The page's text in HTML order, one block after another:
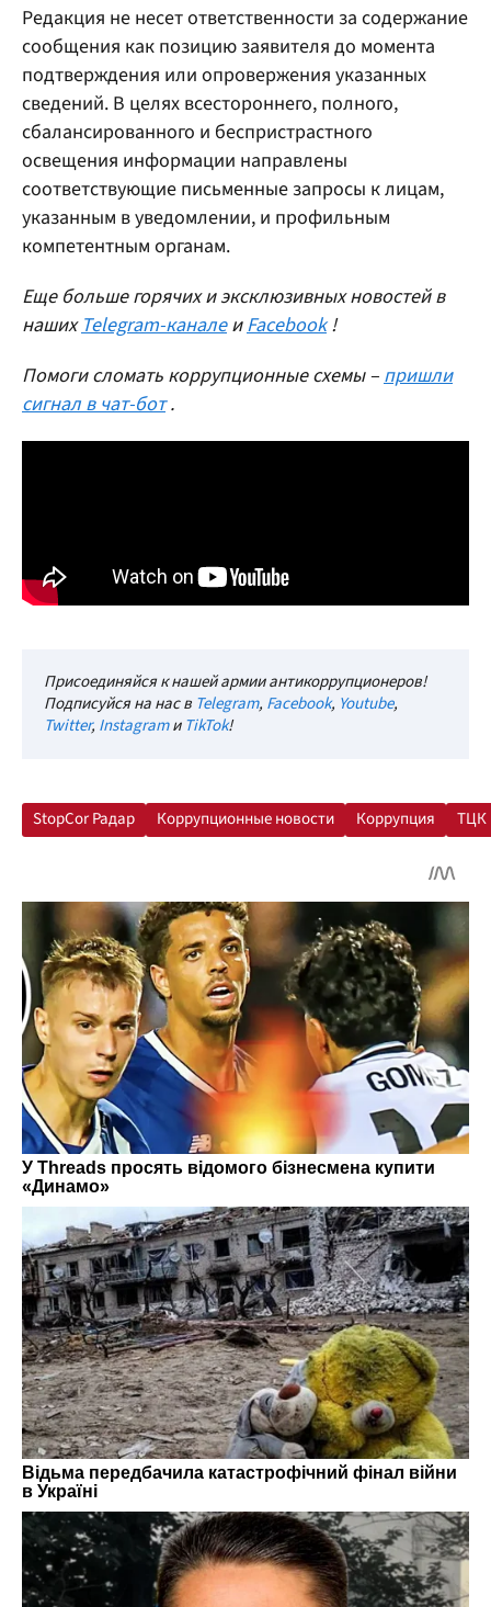
Редакция не несет ответственности за содержание
сообщения как позицию заявителя до момента
подтверждения или опровержения указанных
сведений. В целях всестороннего, полного,
сбалансированного и беспристрастного
освещения информации направлены
соответствующие письменные запросы к лицам,
указанным в уведомлении, и профильным
компетентным органам.
Еще больше горячих и эксклюзивных новостей в
нашихTelegram-канале иFacebook !
Помоги сломать коррупционные схемы –пришли
сигнал в чат-бот .
Присоединяйся к нашей армии антикоррупционеров!
Подписуйся на нас в Telegram, Facebook, Youtube,
Twitter, InstagramиTikTok!
StopCor Радар Коррупционные новости Коррупция ТЦК